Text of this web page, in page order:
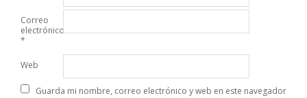
Correo
electrónico
*
Web
Guarda mi nombre, correo electrónico y web en este navegador